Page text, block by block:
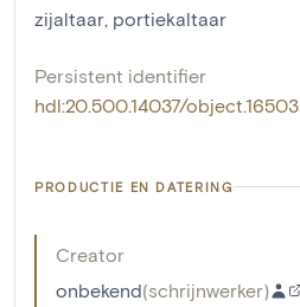
zijaltaar portiekaltaar
Persistent identifier
hdl:20.500.14037/object.16503
PRODUCTIE EN DATERING
Creator
onbekend(schrijnwerker)